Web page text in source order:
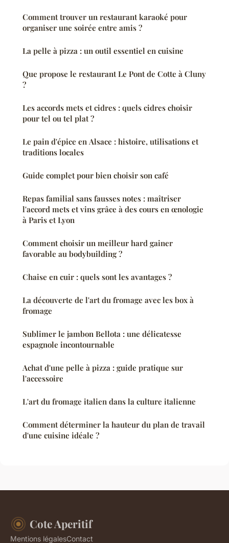
Comment trouver un restaurant karaoké pour
organiser une soirée entre amis ?
La pelle à pizza : un outil essentiel en cuisine
Que propose le restaurant Le Pont de Cotte à Cluny
?
Les accords mets et cidres : quels cidres choisir
pour tel ou tel plat ?
Le pain d'épice en Alsace : histoire, utilisations et
traditions locales
Guide complet pour bien choisir son café
Repas familial sans fausses notes : maîtriser
l'accord mets et vins grâce à des cours en œnologie
à Paris et Lyon
Comment choisir un meilleur hard gainer
favorable au bodybuilding ?
Chaise en cuir : quels sont les avantages ?
La découverte de l'art du fromage avec les box à
fromage
Sublimer le jambon Bellota : une délicatesse
espagnole incontournable
Achat d'une pelle à pizza : guide pratique sur
l'accessoire
L'art du fromage italien dans la culture italienne
Comment déterminer la hauteur du plan de travail
d'une cuisine idéale ?
Cote Aperitif
Mentions légalesContact